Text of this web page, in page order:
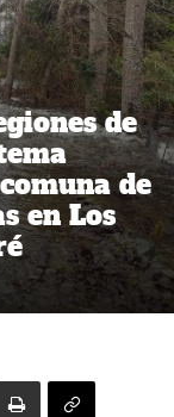
de
de
en Los